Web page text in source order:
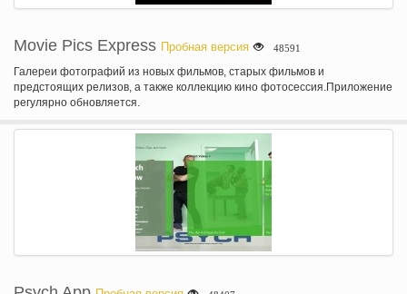
Movie Pics Express Пробная версия 48591
Галереи фотографий из новых фильмов, старых фильмов и
предстоящих релизов, а также коллекцию кино фотосессия.Приложение
регулярно обновляется.